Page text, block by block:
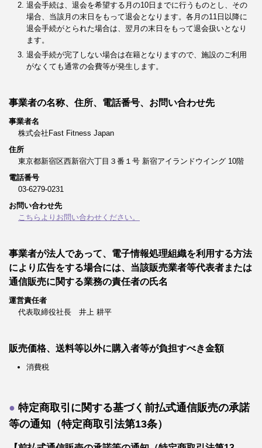
退会手続は、退会を希望する月の10日までに行うものとし、その
場合、当該月の末日をもって退会となります。各月の11日以降に
退会手続がとられた場合は、翌月の末日をもって退会扱いとなり
ます。
退会手続が完了しない場合は在籍となりますので、施設のご利用
がなくても通常の会費等が発生します。
事業者の名称、住所、電話番号、お問い合わせ先
事業者名
株式会社Fast Fitness Japan
住所
東京都新宿区西新宿六丁目３番１号 新宿アイランドウイング 10階
電話番号
03-6279-0231
お問い合わせ先
こちらよりお問い合わせください。
事業者が法人であって、電子情報処理組織を利用する方法
により広告をする場合には、当該販売業者等代表者または
通信販売に関する業務の責任者の氏名
運営責任者
代表取締役社長 井上 耕平
販売価格、送料等以外に購入者等が負担すべき金額
消費税
特定商取引に関する基づく前払式通信販売の承諾
等の通知（特定商取引法第13条）